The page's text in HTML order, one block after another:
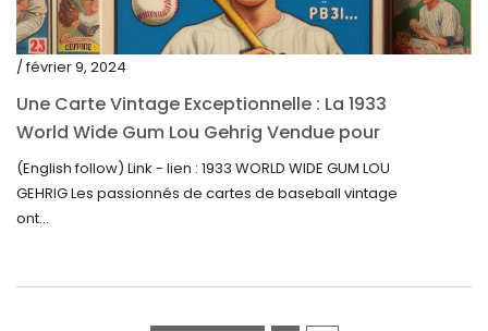
avril 2021
mars 2021
janvier 2021
décembre 2020
novembre 2020
septembre 2020
/ février 9, 2024
Une Carte Vintage Exceptionnelle : La 1933
World Wide Gum Lou Gehrig Vendue pour
5500$ aux Enchères
(English follow) Link - lien : 1933 WORLD WIDE GUM LOU
GEHRIG Les passionnés de cartes de baseball vintage
ont...